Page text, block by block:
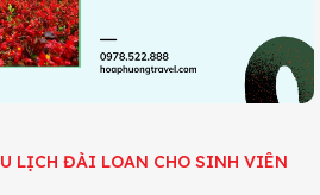
LỊCH ĐÀI LOAN CHO SINH VIÊN